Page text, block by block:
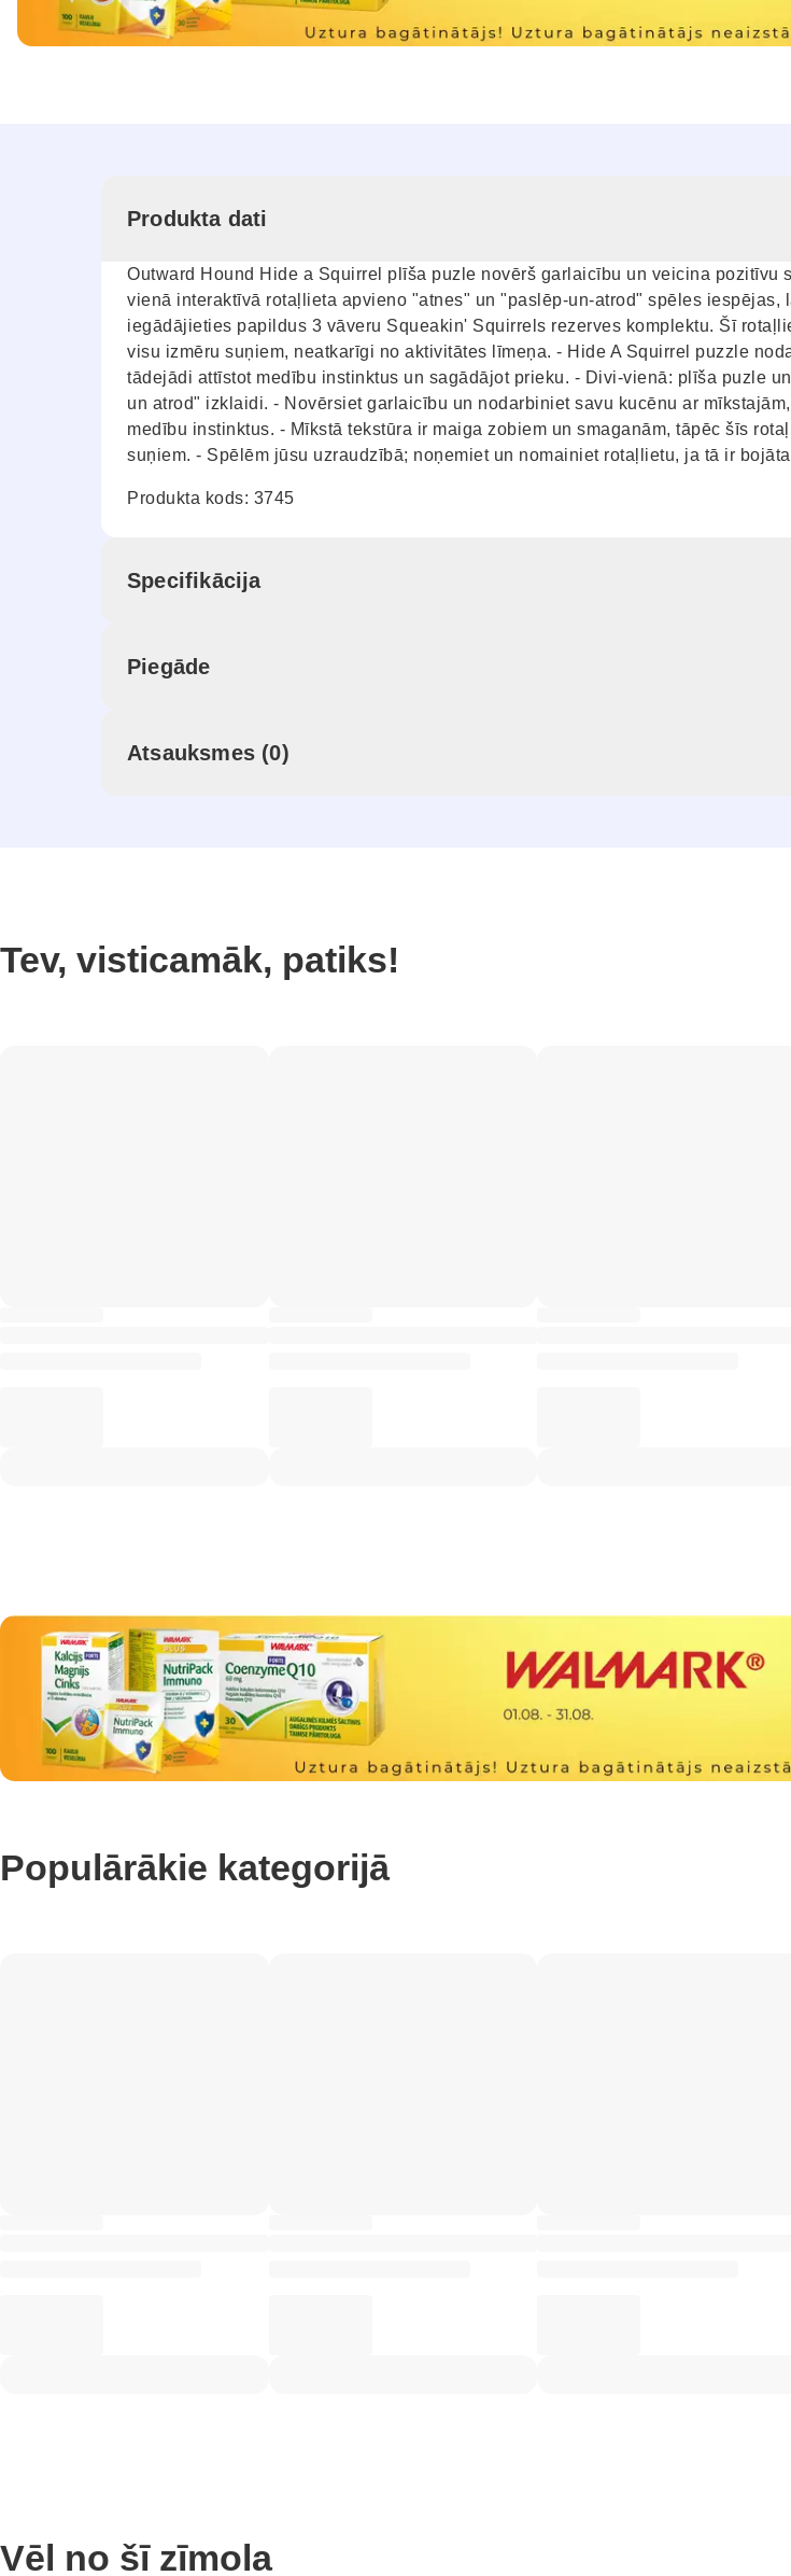
Produkta dati
Outward Hound Hide a Squirrel plīša puzle novērš garlaicību un veicina
vienā interaktīvā rotaļlieta apvieno "atnes" un "paslēp-un-atrod" spēles
iegādājieties papildus 3 vāveru Squeakin' Squirrels rezerves komplektu. Šī
visu izmēru suņiem, neatkarīgi no aktivitātes līmeņa. - Hide A Squirrel puzzle
tādejādi attīstot medību instinktus un sagādājot prieku. - Divi-vienā: plīša puzle
un atrod" izklaidi. - Novērsiet garlaicību un nodarbiniet savu kucēnu ar
medību instinktus. - Mīkstā tekstūra ir maiga zobiem un smaganām, tāpēc šīs
suņiem. - Spēlēm jūsu uzraudzībā; noņemiet un nomainiet rotaļlietu, ja tā ir
Produkta kods: 3745
Specifikācija
Piegāde
Atsauksmes (0)
Tev, visticamāk, patiks!
Populārākie kategorijā
Vēl no šī zīmola